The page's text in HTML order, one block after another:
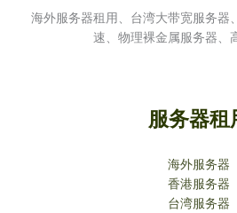
海外服务器租用、台湾大带宽服务器
速、物理裸金属服务器、
服务器租
海外服务器
香港服务器
台湾服务器